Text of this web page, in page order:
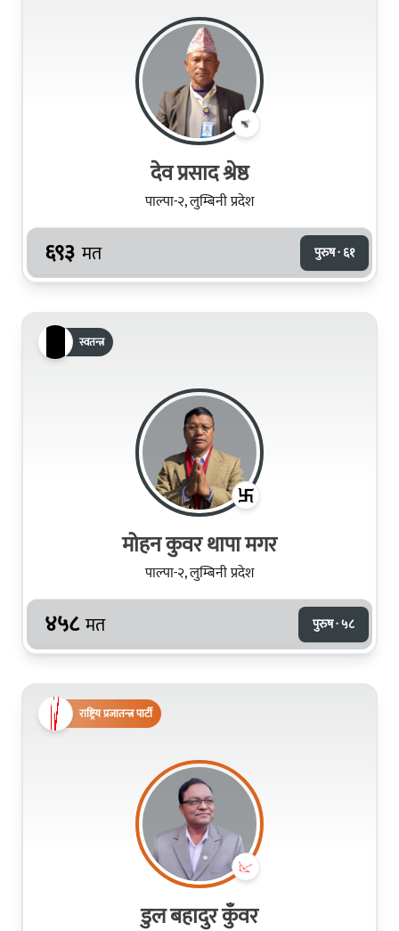
देव प्रसाद श्रेष्ठ
पाल्पा-२, लुम्बिनी प्रदेश
६९३ मत पुरुष · ६१
स्वतन्त्र
मोहन कुवर थापा मगर
पाल्पा-२, लुम्बिनी प्रदेश
४५८ मत पुरुष · ५८
राष्ट्रिय प्रजातन्त्र पार्टी
डुल बहादुर कुँवर